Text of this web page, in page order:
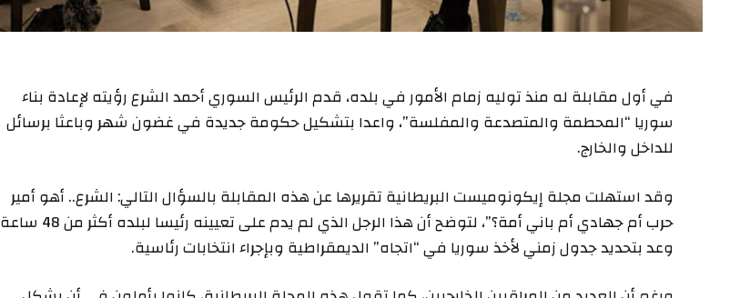
في أول مقابلة له منذ توليه زمام الأمور في بلده، قدم الرئيس السوري أحمد الشرع رؤيته لإعادة بناء
سوريا “المحطمة والمتصدعة والمفلسة”، واعدا بتشكيل حكومة جديدة في غضون شهر وباعثا برسائل
للداخل والخارج.
وقد استهلت مجلة إيكونوميست البريطانية تقريرها عن هذه المقابلة بالسؤال التالي: الشرع.. أهو أمير
حرب أم جهادي أم باني أمة؟”، لتوضح أن هذا الرجل الذي لم يدم على تعيينه رئيسا لبلده أكثر من 48 ساعة
وعد بتحديد جدول زمني لأخذ سوريا في “اتجاه” الديمقراطية وبإجراء انتخابات رئاسية.